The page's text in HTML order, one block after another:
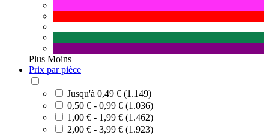
Plus Moins
Prix par pièce
Jusqu'à 0,49 € (1.149)
0,50 € - 0,99 € (1.036)
1,00 € - 1,99 € (1.462)
2,00 € - 3,99 € (1.923)